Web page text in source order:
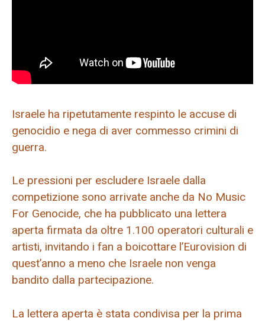
Israele ha ripetutamente respinto le accuse di
genocidio e nega di aver commesso crimini di
guerra.
Le pressioni per escludere Israele dalla
competizione sono arrivate anche da No Music
For Genocide, che ha pubblicato una lettera
aperta firmata da oltre 1.100 operatori culturali e
artisti, invitando i fan a boicottare l’Eurovision di
quest’anno a meno che Israele non venga
bandito dalla partecipazione.
La lettera aperta è stata condivisa per la prima